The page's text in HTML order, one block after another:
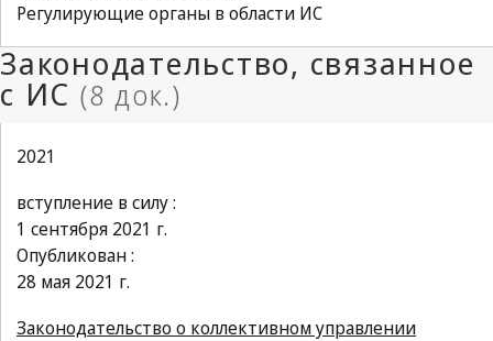
Регулирующие органы в области ИС
2021
вступление в силу :
1 сентября 2021 г.
Опубликован :
28 мая 2021 г.
Законодательство о коллективном управлении